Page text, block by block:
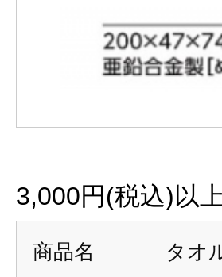
3,000円(税込)以
商品名 タオ